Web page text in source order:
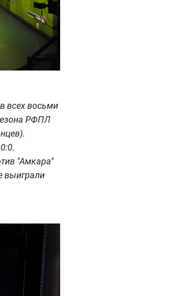
всех восьми
РФПЛ
"Амкара"
выиграли